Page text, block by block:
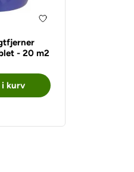
- 20 m2
kurv